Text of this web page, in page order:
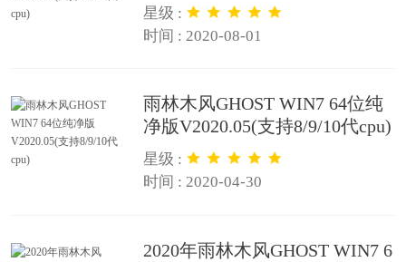
星级 :
时间 : 2020-08-01
雨林木风GHOST WIN7 64位纯
净版V2020.05(支持8/9/10代cpu)
星级 :
时间 : 2020-04-30
2020年雨林木风GHOST WIN7 6